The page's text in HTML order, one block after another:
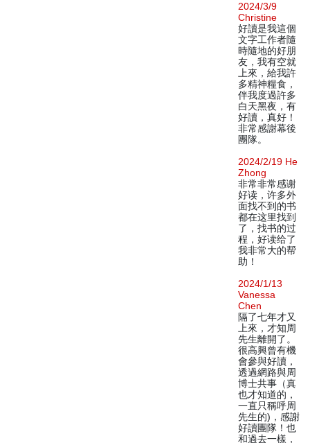
2024/3/9
Christine
好讀是我這個
文字工作者隨
時隨地的好朋
友，我有空就
上來，給我許
多精神糧食，
伴我度過許多
白天黑夜，有
好讀，真好！
非常感謝幕後
團隊。
2024/2/19 He
Zhong
非常非常感谢
好读，许多外
面找不到的书
都在这里找到
了，找书的过
程，好读给了
我非常大的帮
助！
2024/1/13
Vanessa
Chen
隔了七年才又
上來，才知周
先生離開了。
很高興曾有機
會參與好讀，
透過網路與周
博士共事（真
也才知道的，
一直只稱呼周
先生的)，感謝
好讀團隊！也
和過去一樣，